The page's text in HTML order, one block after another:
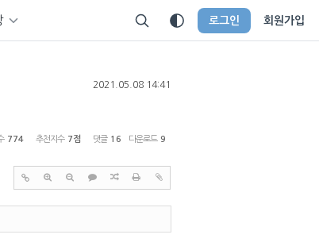
로그인 회원가입
2021.05.08 14:41
774 추천지수 7점 댓글 16 다운로드 9